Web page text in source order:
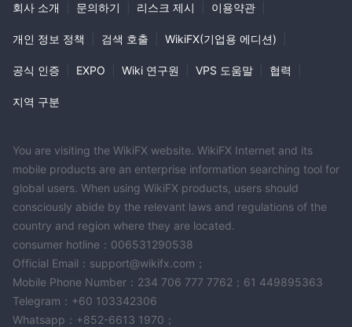
회사 소개 문의하기 리스크 제시 이용약관
개인 정보 정책 검색 호출 WikiFX(기업용 에디션)
공식 인증 EXPO Wiki 연구원 VPS 도움말 협력
지역 구분
You are visiting the WikiFX website. WikiFX Internet and its
mobile products are an enterprise information searching tool for
global users. When using WikiFX products, users should
consciously abide by the relevant laws and regulations of the
country and region where they are located.
consumer hotline：006531290538
Official Email：support@wikifx.com；
Mobile Phone Number：234 706 777 7762；61 449895363
Telegram：+60 103342306
Whatsapp：+852-6613 1970；